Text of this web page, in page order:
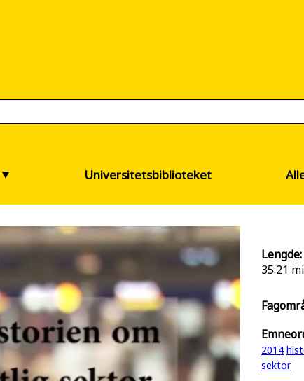
Universitetsbiblioteket
Lengde:
35:21
2014
sektor